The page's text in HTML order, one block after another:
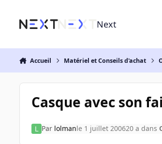
Next
Accueil Matériel et Conseils d'achat
Casque avec son
Par lolmanle 1 juillet 200620 a dans